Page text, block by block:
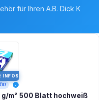
für Ihren A.B. Dick K
INFOS
g/m² 500 Blatt hochweiß